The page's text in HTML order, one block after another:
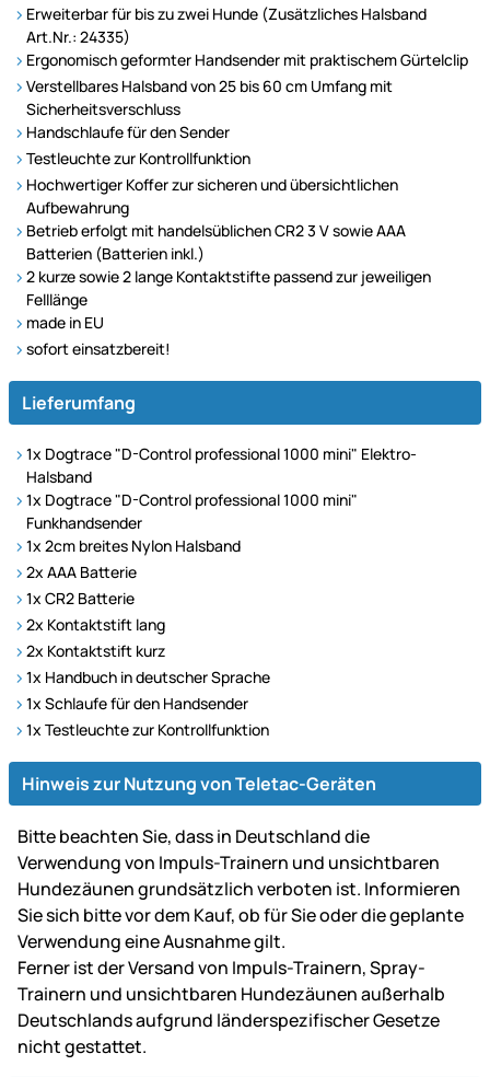
Erweiterbar für bis zu zwei Hunde (Zusätzliches Halsband
Art.Nr.: 24335)
Ergonomisch geformter Handsender mit praktischem Gürtelclip
Verstellbares Halsband von 25 bis 60 cm Umfang mit
Sicherheitsverschluss
Handschlaufe für den Sender
Testleuchte zur Kontrollfunktion
Hochwertiger Koffer zur sicheren und übersichtlichen
Aufbewahrung
Betrieb erfolgt mit handelsüblichen CR2 3 V sowie AAA
Batterien (Batterien inkl.)
2 kurze sowie 2 lange Kontaktstifte passend zur jeweiligen
Felllänge
made in EU
sofort einsatzbereit!
Lieferumfang
1x Dogtrace "D-Control professional 1000 mini" Elektro-
Halsband
1x Dogtrace "D-Control professional 1000 mini"
Funkhandsender
1x 2cm breites Nylon Halsband
2x AAA Batterie
1x CR2 Batterie
2x Kontaktstift lang
2x Kontaktstift kurz
1x Handbuch in deutscher Sprache
1x Schlaufe für den Handsender
1x Testleuchte zur Kontrollfunktion
Hinweis zur Nutzung von Teletac-Geräten
Bitte beachten Sie, dass in Deutschland die
Verwendung von Impuls-Trainern und unsichtbaren
Hundezäunen grundsätzlich verboten ist. Informieren
Sie sich bitte vor dem Kauf, ob für Sie oder die geplante
Verwendung eine Ausnahme gilt.
Ferner ist der Versand von Impuls-Trainern, Spray-
Trainern und unsichtbaren Hundezäunen außerhalb
Deutschlands aufgrund länderspezifischer Gesetze
nicht gestattet.